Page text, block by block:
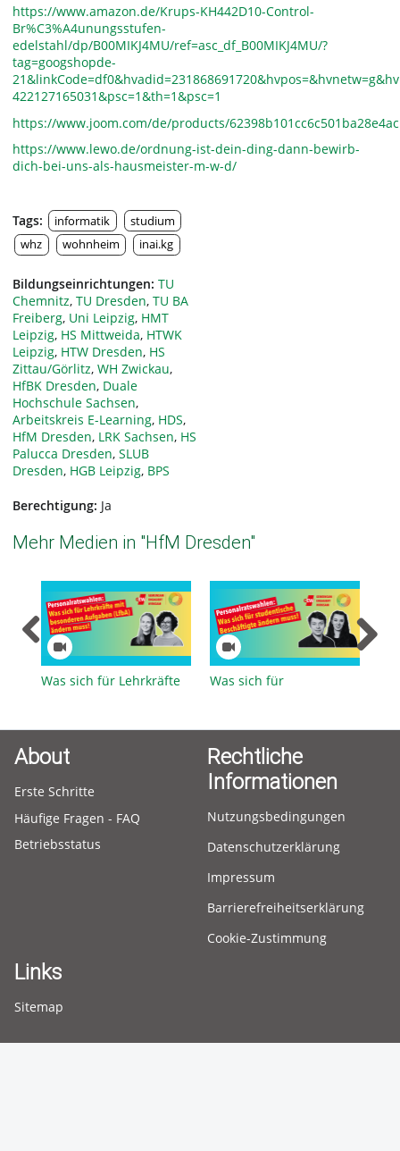
https://www.amazon.de/Krups-KH442D10-Control-
Br%C3%A4unungsstufen-
edelstahl/dp/B00MIKJ4MU/ref=asc_df_B00MIKJ4MU/?
tag=googshopde-
422127165031&psc=1&th=1&psc=1
https://www.joom.com/de/products/62398b101cc6c501ba28e4ac
https://www.lewo.de/ordnung-ist-dein-ding-dann-bewirb-
dich-bei-uns-als-hausmeister-m-w-d/
Tags: informatik
studium
whz
wohnheim inai.kg
Bildungseinrichtungen: TU
Chemnitz, TU Dresden, TU BA
Freiberg, Uni Leipzig, HMT
Leipzig, HS Mittweida, HTWK
Leipzig, HTW Dresden, HS
Zittau/Görlitz, WH Zwickau,
HfBK Dresden, Duale
Hochschule Sachsen,
Arbeitskreis E-Learning, HDS,
HfM Dresden, LRK Sachsen, HS
Palucca Dresden, SLUB
Dresden, HGB Leipzig, BPS
Berechtigung: Ja
Mehr Medien in "HfM Dresden"
Was sich für Lehrkräfte
Was sich für
muss
About
Erste Schritte
Häufige Fragen - FAQ
Betriebsstatus
Rechtliche
Informationen
Nutzungsbedingungen
Datenschutzerklärung
Impressum
Barrierefreiheitserklärung
Cookie-Zustimmung
Links
Sitemap